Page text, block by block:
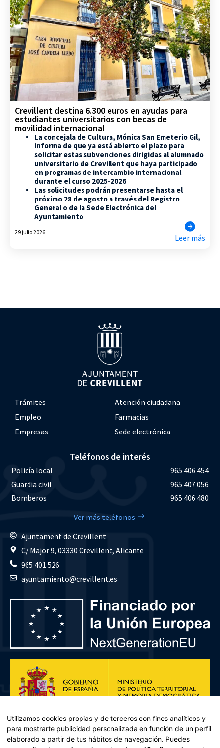
Crevillent destina 6.300 euros en ayudas para
estudiantes universitarios con becas de
movilidad internacional
La concejala de Cultura, Mónica San Emeterio Gil,
informa de que ya está abierto el plazo para
solicitar estas subvenciones dirigidas al alumnado
universitario de Crevillent que haya participado
en programas de intercambio internacional
durante el curso 2025-2026
Las solicitudes podrán presentarse hasta el
próximo 28 de agosto a través del Registro
General o de la Sede Electrónica del
Ayuntamiento
29 julio 2026
Leer más
Trámites
Atención ciudadana
Empleo
Farmacias
Empresas
Sede electrónica
Teléfonos de interés
Policía local
965 406 454
Guardia civil
965 407 056
Bomberos
965 406 480
Ver más teléfonos
Ajuntament de Crevillent
C/ Major 9, 03330 Crevillent, Alicante
965 401 526
ayuntamiento@crevillent.es
Utilizamos cookies propias y de terceros con fines analíticos y
para mostrarte publicidad personalizada en función de un perfil
elaborado a partir de tus hábitos de navegación. Puedes